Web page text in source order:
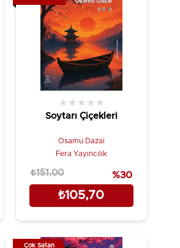
Soytarı Çiçekleri
★ ★ ★ ★ ★
Osamu Dazai
Fera Yayıncılık
₺105,70
₺151,00 %30
Çok Satan